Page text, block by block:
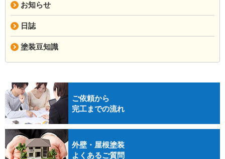
お知らせ
日誌
塗装豆知識
ご依頼から
完工までの流れ
外壁・屋根塗装
よくあるご質問